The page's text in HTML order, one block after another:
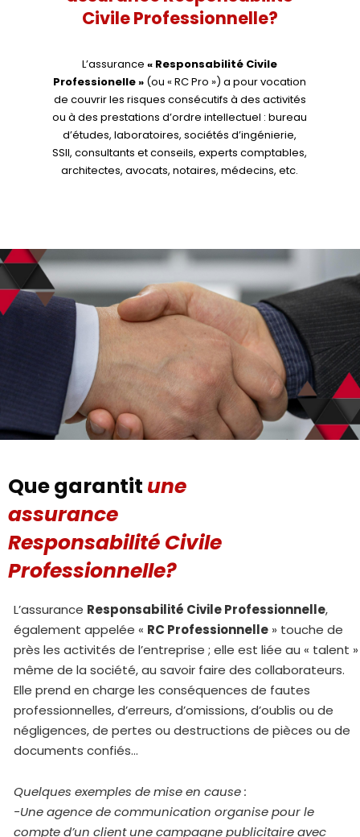
Civile Professionnelle?
L’assurance « Responsabilité Civile
Professionelle » (ou « RC Pro ») a pour vocation
de couvrir les risques consécutifs à des activités
ou à des prestations d’ordre intellectuel : bureau
d’études, laboratoires, sociétés d’ingénierie,
SSII, consultants et conseils, experts comptables,
architectes, avocats, notaires, médecins, etc.
Que garantit une
assurance
Responsabilité Civile
Professionnelle?
L’assurance Responsabilité Civile Professionnelle,
également appelée « RC Professionnelle » touche de
près les activités de l’entreprise ; elle est liée au « talent »
même de la société, au savoir faire des collaborateurs.
Elle prend en charge les conséquences de fautes
professionnelles, d’erreurs, d’omissions, d’oublis ou de
négligences, de pertes ou destructions de pièces ou de
documents confiés…
Quelques exemples de mise en cause :
-Une agence de communication organise pour le
compte d’un client une campagne publicitaire avec